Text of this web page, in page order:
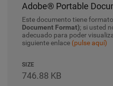
Adobe® Portable
Este documento tiene formato
Document Format); si usted
adecuado para poder
siguiente enlace (pulse aquí)
SIZE
746.88 KB